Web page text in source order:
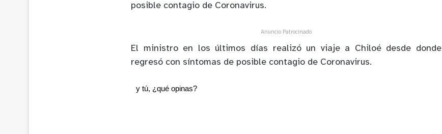
posible contagio de Coronavirus.
Anuncio Patrocinado
El ministro en los últimos días realizó un viaje a Chiloé desde donde
regresó con síntomas de posible contagio de Coronavirus.
y tú, ¿qué opinas?